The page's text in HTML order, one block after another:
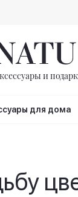
и
для дома